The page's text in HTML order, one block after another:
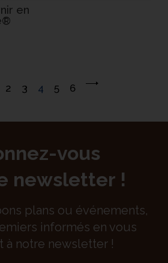
en
2 3 4 5 6
vous
newsletter !
plans ou événements,
informés en vous
à notre newsletter !